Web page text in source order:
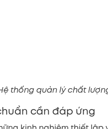
thống quản lý chất
cần đáp ứng